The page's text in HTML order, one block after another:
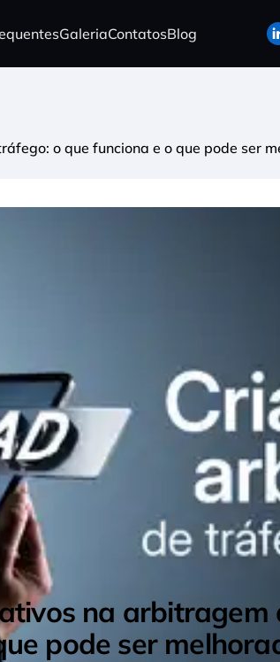
GaleriaContatosBlog
o que funciona e o que pode ser
na arbitragem
pode ser